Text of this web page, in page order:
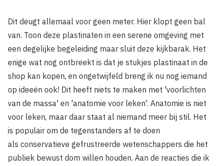
Dit deugt allemaal voor geen meter. Hier klopt geen bal
van. Toon deze plastinaten in een serene omgeving met
een degelijke begeleiding maar sluit deze kijkbarak. Het
enige wat nog ontbreekt is dat je stukjes plastinaat in de
shop kan kopen, en ongetwijfeld breng ik nu nog iemand
op ideeën ook! Dit heeft niets te maken met 'voorlichten
van de massa' en 'anatomie voor leken'. Anatomie is niet
voor leken, maar daar staat al niemand meer bij stil. Het
is populair om de tegenstanders af te doen
als conservatieve gefrustreerde wetenschappers die het
publiek bewust dom willen houden. Aan de reacties die ik